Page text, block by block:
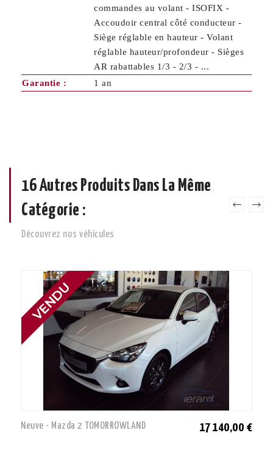
commandes au volant - ISOFIX -
Accoudoir central côté conducteur -
Siège réglable en hauteur - Volant
réglable hauteur/profondeur - Sièges
AR rabattables 1/3 - 2/3 - ...
Garantie :
1 an
16 Autres Produits Dans La Même
Catégorie :
Découvrez nos véhicules
Neuve - Mazda 2 TOMORROWLAND 17 140,00 €